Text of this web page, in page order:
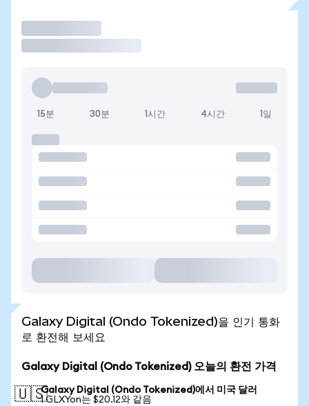
15분 30분 1시간 4시간 1일
Galaxy Digital (Ondo Tokenized)을 인기 통화
로 환전해 보세요
Galaxy Digital (Ondo Tokenized) 오늘의 환전 가격
🇺🇸Galaxy Digital (Ondo Tokenized)에서 미국 달러
1 GLXYon는 $20.12와 같음